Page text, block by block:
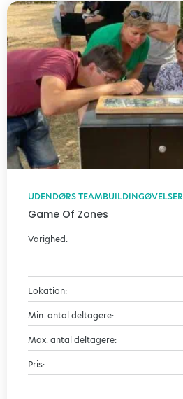
UDENDØRS TEAMBUILDINGØVELSER
Game Of Zones
Varighed:
Lokation:
Min. antal deltagere:
Max. antal deltagere:
Pris: